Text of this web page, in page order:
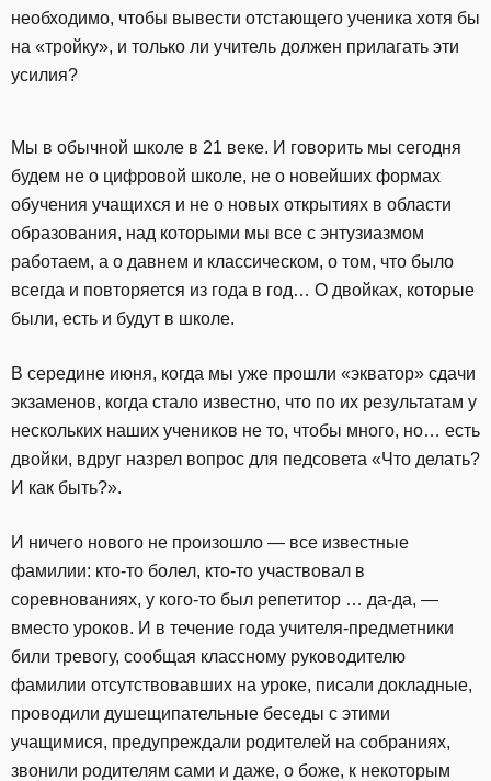
необходимо, чтобы вывести отстающего ученика хотя бы
на «тройку», и только ли учитель должен прилагать эти
усилия?
Мы в обычной школе в 21 веке. И говорить мы сегодня
будем не о цифровой школе, не о новейших формах
обучения учащихся и не о новых открытиях в области
образования, над которыми мы все с энтузиазмом
работаем, а о давнем и классическом, о том, что было
всегда и повторяется из года в год… О двойках, которые
были, есть и будут в школе.
В середине июня, когда мы уже прошли «экватор» сдачи
экзаменов, когда стало известно, что по их результатам у
нескольких наших учеников не то, чтобы много, но… есть
двойки, вдруг назрел вопрос для педсовета «Что делать?
И как быть?».
И ничего нового не произошло — все известные
фамилии: кто-то болел, кто-то участвовал в
соревнованиях, у кого-то был репетитор … да-да, —
вместо уроков. И в течение года учителя-предметники
били тревогу, сообщая классному руководителю
фамилии отсутствовавших на уроке, писали докладные,
проводили душещипательные беседы с этими
учащимися, предупреждали родителей на собраниях,
звонили родителям сами и даже, о боже, к некоторым